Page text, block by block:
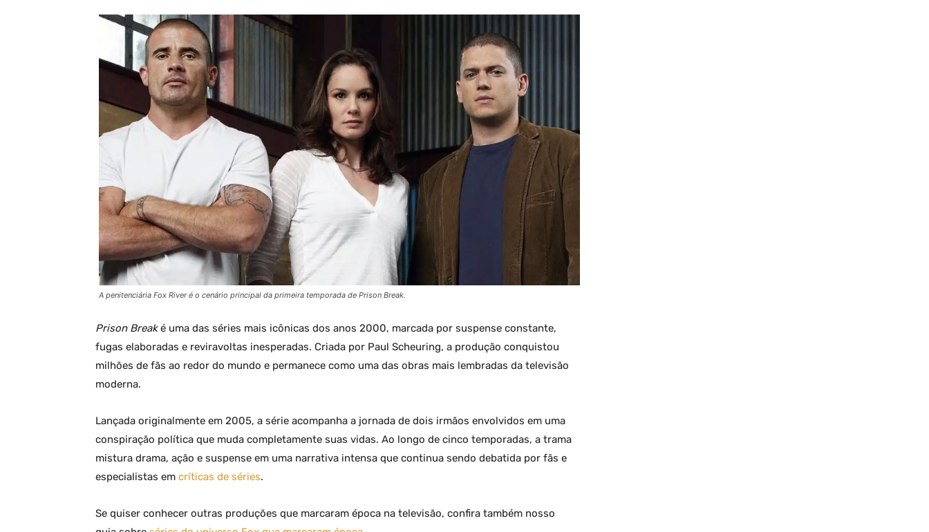
A penitenciária Fox River é o cenário principal da primeira temporada de Prison Break.
Prison Breaké uma das séries mais icônicas dos anos 2000, marcada por suspense constante,
fugas elaboradas e reviravoltas inesperadas. Criada por Paul Scheuring, a produção conquistou
milhões de fãs ao redor do mundo e permanece como uma das obras mais lembradas da televisão
moderna.
Lançada originalmente em 2005, a série acompanha a jornada de dois irmãos envolvidos em uma
conspiração política que muda completamente suas vidas. Ao longo de cinco temporadas, a trama
mistura drama, ação e suspense em uma narrativa intensa que continua sendo debatida por fãs e
especialistas em críticas de séries.
Se quiser conhecer outras produções que marcaram época na televisão, confira também nosso